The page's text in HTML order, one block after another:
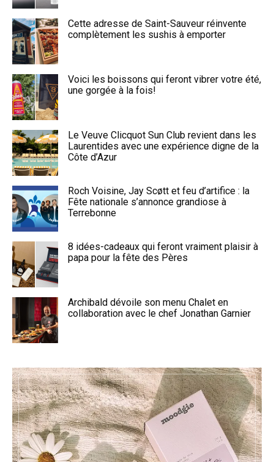
Cette adresse de Saint-Sauveur réinvente
complètement les sushis à emporter
Voici les boissons qui feront vibrer votre été,
une gorgée à la fois!
Le Veuve Clicquot Sun Club revient dans les
Laurentides avec une expérience digne de la
Côte d’Azur
Roch Voisine, Jay Scøtt et feu d’artifice : la
Fête nationale s’annonce grandiose à
Terrebonne
8 idées-cadeaux qui feront vraiment plaisir à
papa pour la fête des Pères
Archibald dévoile son menu Chalet en
collaboration avec le chef Jonathan Garnier